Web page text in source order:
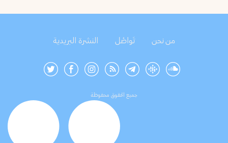
من نحن تَواصُل النشرة البريدية
جميع الحقوق محفوظة